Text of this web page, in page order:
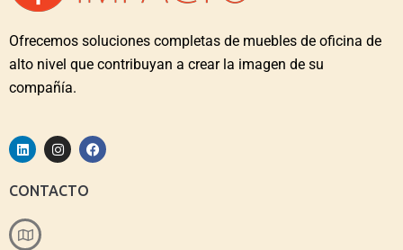
Ofrecemos soluciones completas de muebles de oficina de
alto nivel que contribuyan a crear la imagen de su
compañía.
CONTACTO